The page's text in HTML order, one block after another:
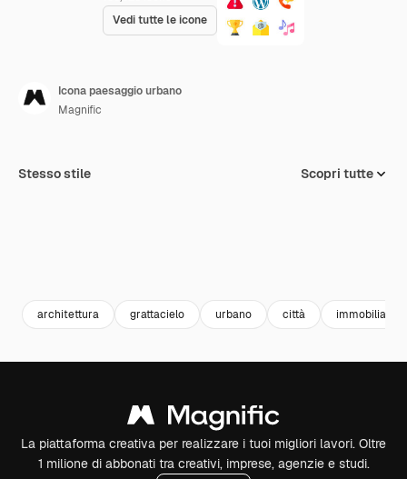
Vedi tutte le icone
Icona paesaggio urbano
Magnific
Stesso stile Scopri tutte
architettura grattacielo urbano città immobiliare
La piattaforma creativa per realizzare i tuoi migliori lavori. Oltre
1 milione di abbonati tra creativi, imprese, agenzie e studi.